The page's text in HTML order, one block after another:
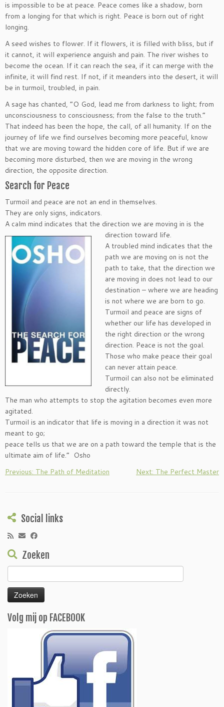
is impossible to be at peace. Peace comes like a shadow, born
from a longing for that which is right. Peace is born out of right
longing.
A seed wishes to flower. If it flowers, it is filled with bliss, but if
it cannot, it will experience anguish and pain. The river wishes to
become the ocean. If it can reach the sea, if it can merge with the
infinite, it will find rest. If not, if it meanders into the desert, it will
be in turmoil, troubled, in pain.
A sage has chanted, “O God, lead me from darkness to light; from
unconsciousness to consciousness; from the false to the truth.”
That indeed has been the hope, the call, of all humanity. If on the
journey of life we find ourselves becoming more peaceful, know
that we are moving toward the hidden core of life. But if we are
becoming more disturbed, then we are moving in the wrong
direction, the opposite direction.
Search for Peace
Turmoil and peace are not an end in themselves.
They are only signs, indicators.
A calm mind indicates that the direction we are moving in is the
direction toward life.
A troubled mind indicates that the
path we are moving on is not the
path to take, that the direction we
are moving in does not lead to our
destination – where we are heading
is not where we are born to go.
Turmoil and peace are signs of
whether our life has developed in
the right direction or the wrong
direction. Peace is not the goal.
Those who make peace their goal
can never attain peace.
Turmoil can also not be eliminated
directly.
The man who attempts to stop the agitation becomes even more
agitated.
Turmoil is an indicator that life is moving in a direction it was not
meant to go;
peace tells us that we are on a path toward the temple that is the
ultimate aim of life.” Osho
Previous: The Path of Meditation
Next: The Perfect Master
Social links
Zoeken
Zoeken
naar:
Volg mij op FACEBOOK